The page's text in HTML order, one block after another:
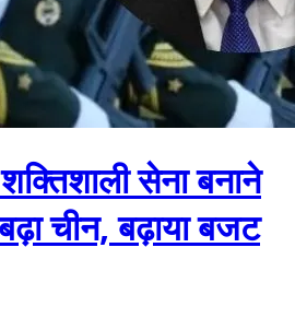
सेना बनाने
चीन, बढ़ाया बजट